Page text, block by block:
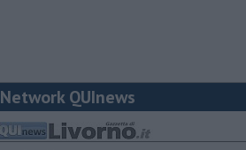
Network QUInews